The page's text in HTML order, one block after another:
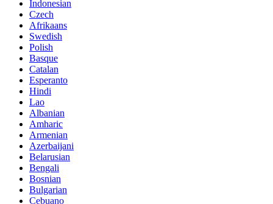
Indonesian
Czech
Afrikaans
Swedish
Polish
Basque
Catalan
Esperanto
Hindi
Lao
Albanian
Amharic
Armenian
Azerbaijani
Belarusian
Bengali
Bosnian
Bulgarian
Cebuano